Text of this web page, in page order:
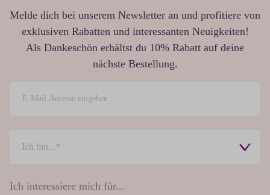
Melde dich bei unserem Newsletter an und profitiere von
exklusiven Rabatten und interessanten Neuigkeiten!
Als Dankeschön erhältst du 10% Rabatt auf deine
nächste Bestellung.
Ich interessiere mich für...